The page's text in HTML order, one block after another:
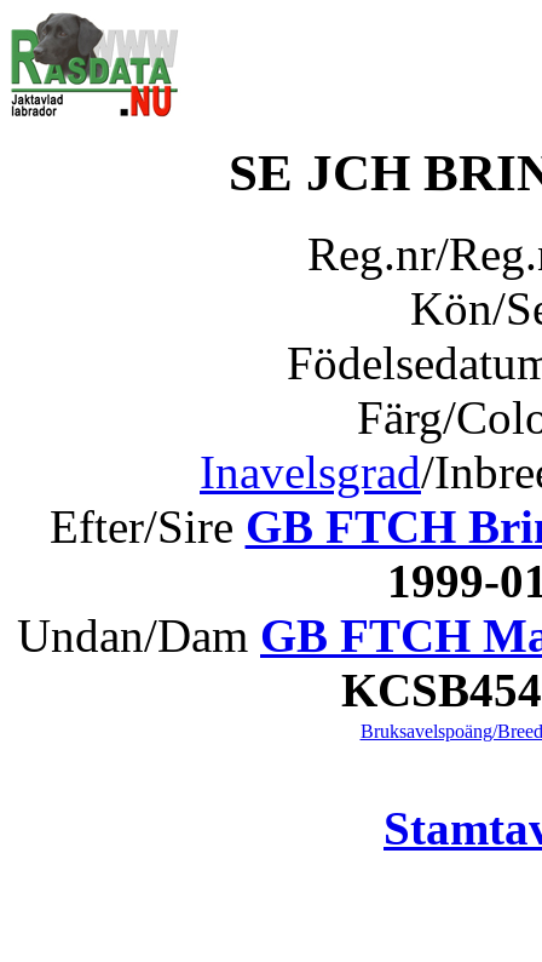
SE JCH
Reg.nr/
Kön/
Färg/
Inavelsgrad/
Efter/Sire GB FTCH
1999-
Undan/Dam GB FTCH
Bruksavelspoäng/